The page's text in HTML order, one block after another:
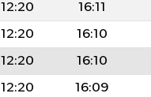
12:20 16:11
12:20 16:10
12:20 16:10
12:20 16:09